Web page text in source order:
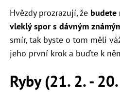
Hvězdy prozrazují, že
vleklý spor s dávným
smír, tak byste o tom měli
jeho první krok a buďte k
Ryby (21. 2. -